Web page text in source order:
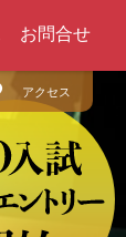
お問合せ
アクセス